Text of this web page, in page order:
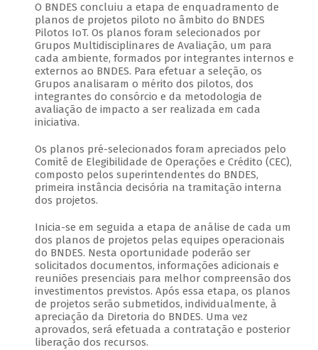
O BNDES concluiu a etapa de enquadramento de
planos de projetos piloto no âmbito do BNDES
Pilotos IoT. Os planos foram selecionados por
Grupos Multidisciplinares de Avaliação, um para
cada ambiente, formados por integrantes internos e
externos ao BNDES. Para efetuar a seleção, os
Grupos analisaram o mérito dos pilotos, dos
integrantes do consórcio e da metodologia de
avaliação de impacto a ser realizada em cada
iniciativa.
Os planos pré-selecionados foram apreciados pelo
Comitê de Elegibilidade de Operações e Crédito (CEC),
composto pelos superintendentes do BNDES,
primeira instância decisória na tramitação interna
dos projetos.
Inicia-se em seguida a etapa de análise de cada um
dos planos de projetos pelas equipes operacionais
do BNDES. Nesta oportunidade poderão ser
solicitados documentos, informações adicionais e
reuniões presenciais para melhor compreensão dos
investimentos previstos. Após essa etapa, os planos
de projetos serão submetidos, individualmente, à
apreciação da Diretoria do BNDES. Uma vez
aprovados, será efetuada a contratação e posterior
liberação dos recursos.